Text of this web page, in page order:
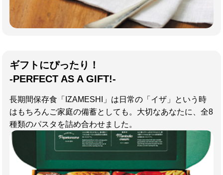
ギフトにぴったり！
-PERFECT AS A GIFT!-
長期間保存食「IZAMESHI」は日常の「イザ」という時
はもちろんご家庭の備蓄としても。大切なあなたに、全8
種類のパスタを詰め合わせました。